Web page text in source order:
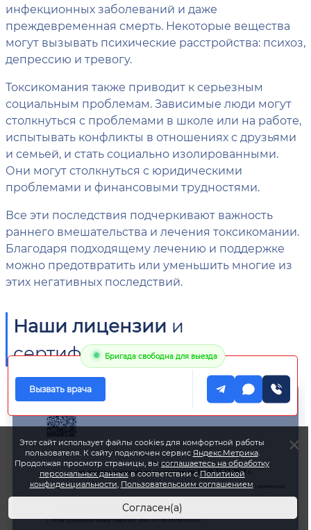
инфекционных заболеваний и даже
преждевременная смерть. Некоторые вещества
могут вызывать психические расстройства: психоз,
депрессию и тревогу.
Токсикомания также приводит к серьезным
социальным проблемам. Зависимые люди могут
столкнуться с проблемами в школе или на работе,
испытывать конфликты в отношениях с друзьями
и семьей, и стать социально изолированными.
Они могут столкнуться с юридическими
проблемами и финансовыми трудностями.
Все эти последствия подчеркивают важность
раннего вмешательства и лечения токсикомании.
Благодаря подходящему лечению и поддержке
можно предотвратить или уменьшить многие из
этих негативных последствий.
Наши лицензии и
сертификаты
Этот сайт использует файлы cookies для комфортной работы
пользователя. К сайту подключен сервис Яндекс.Метрика.
Продолжая просмотр страницы, высоглашаетесь на обработку
персональных данныхв соответствии сПолитикой
конфиденциальности, Пользовательским соглашением.
Согласен(а)
Бригада свободна для выезда
Вызвать врача